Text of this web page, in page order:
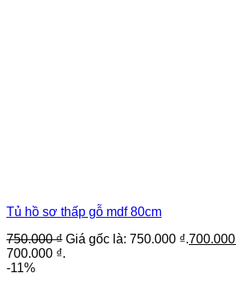
Tủ hồ sơ thấp gỗ mdf 80cm
750.000₫ Giá gốc là: 750.000 ₫.700.000
700.000 ₫.
-11%